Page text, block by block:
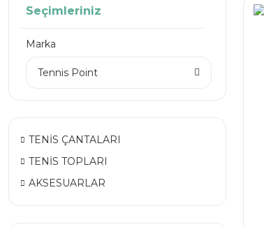
Seçimleriniz
Marka
Tennis Point
TENİS ÇANTALARI
TENİS TOPLARI
AKSESUARLAR